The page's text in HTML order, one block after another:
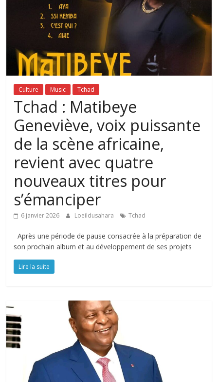
Culture Music Tchad
Tchad : Matibeye
Geneviève, voix puissante
de la scène africaine,
revient avec quatre
nouveaux titres pour
s’émanciper
6 janvier 2026 Loeildusahara Tchad
Après une période de pause consacrée à la préparation de
son prochain album et au développement de ses projets
Lire la suite